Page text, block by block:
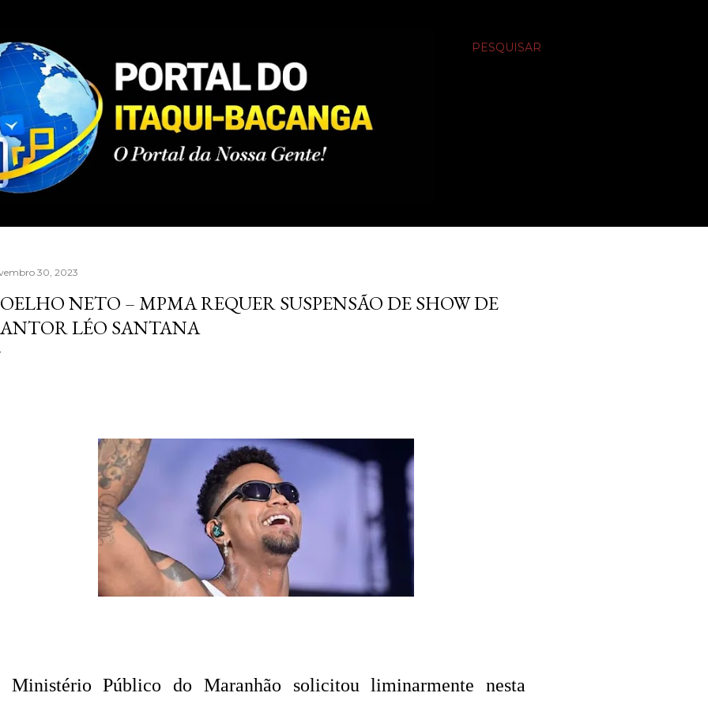
PESQUISAR
30, 2023
NETO – MPMA REQUER SUSPENSÃO DE SHOW DE
LÉO SANTANA
Ministério Público do Maranhão solicitou liminarmente nesta